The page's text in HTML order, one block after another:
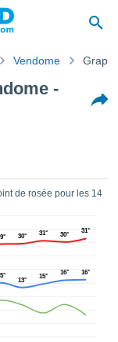
Vendome
-
de rosée pour les 14
30° 31° 30°
31°
13°
15°
16° 16°